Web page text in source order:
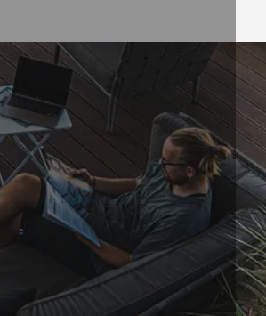
„Tolle Qualität, guter Preis,
schnelle Lieferung“
07.05.2026